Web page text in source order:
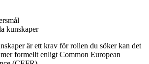
kunskaper
är ett krav för rollen du söker kan det
formellt enligt Common European